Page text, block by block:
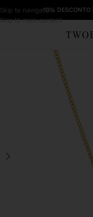
Skip to navigation
Skip to main content
10% DESCONTO|
Colares